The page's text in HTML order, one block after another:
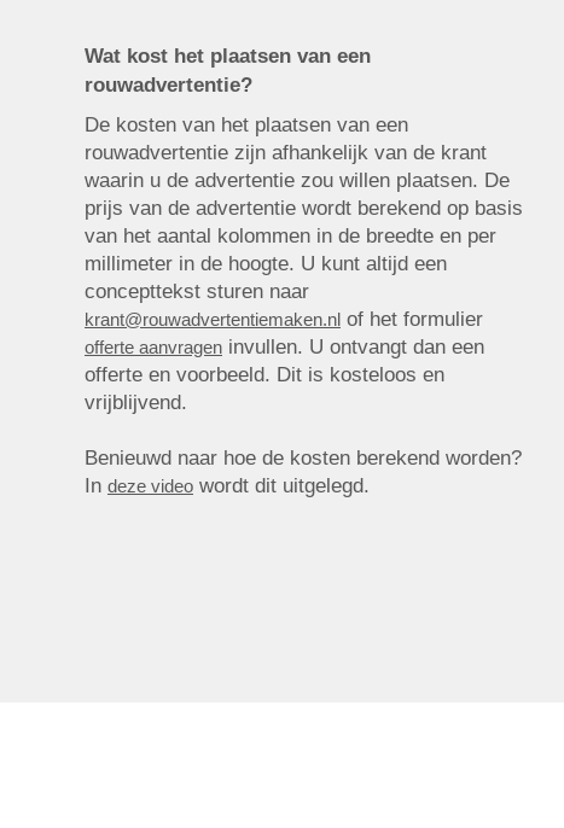
Wat kost het plaatsen van een
rouwadvertentie?
De kosten van het plaatsen van een
rouwadvertentie zijn afhankelijk van de krant
waarin u de advertentie zou willen plaatsen. De
prijs van de advertentie wordt berekend op basis
van het aantal kolommen in de breedte en per
millimeter in de hoogte. U kunt altijd een
concepttekst sturen naar
krant@rouwadvertentiemaken.nl of het formulier
offerte aanvragen invullen. U ontvangt dan een
offerte en voorbeeld. Dit is kosteloos en
vrijblijvend.
Benieuwd naar hoe de kosten berekend worden?
In deze video wordt dit uitgelegd.